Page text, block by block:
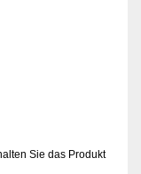
Sie das Produkt